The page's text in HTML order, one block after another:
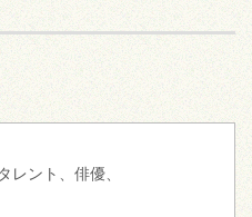
タレント、 俳優、